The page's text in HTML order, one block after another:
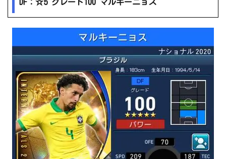
DF：☆5 グレード100 マルキーニョス